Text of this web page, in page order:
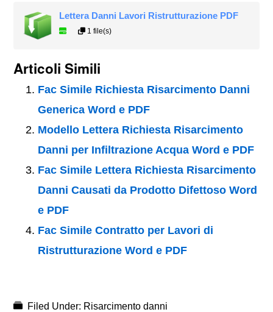
Lettera Danni Lavori Ristrutturazione PDF
1 file(s)
Articoli Simili
Fac Simile Richiesta Risarcimento Danni
Generica Word e PDF
Modello Lettera Richiesta Risarcimento
Danni per Infiltrazione Acqua Word e PDF
Fac Simile Lettera Richiesta Risarcimento
Danni Causati da Prodotto Difettoso Word
e PDF
Fac Simile Contratto per Lavori di
Ristrutturazione Word e PDF
Filed Under: Risarcimento danni